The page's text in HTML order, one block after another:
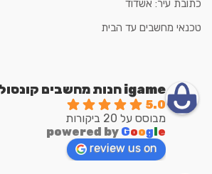
כתובת עיר: אשדוד
טכנאי מחשבים עד הבית
igame חנות מחשבים קונסולות וגיימיניג
5.0
מבוסס על 20 ביקורות
powered by Google
review us on